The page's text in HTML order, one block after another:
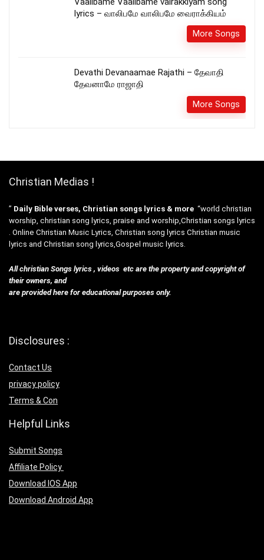
lyrics – வாலிபமே வாலிபமே வைராக்கியம்
More Songs
Devathi Devanaamae Rajathi – தேவாதி
தேவனாமே ராஜாதி
More Songs
Christian Medias !
” Daily Bible verses, Christian songs lyrics & more “world christian
worship, christian song lyrics, praise and worship,Christian songs lyrics
. Online Christian Music Lyrics, Christian song lyrics Christian music
lyrics and Christian song lyrics,Gospel music lyrics.
All christian Songs lyrics , videos etc are the property and copyright of
their owners, and
are provided here for educational purposes only.
Disclosures :
Contact Us
privacy policy
Terms & Con
Helpful Links
Submit Songs
Affiliate Policy
Download IOS App
Download Android App